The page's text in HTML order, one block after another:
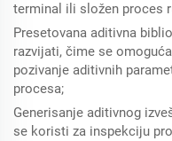
terminal ili složen proces
Presetovana aditivna
razvijati, čime se
pozivanje aditivnih
procesa;
Generisanje aditivnog
se koristi za inspekciju